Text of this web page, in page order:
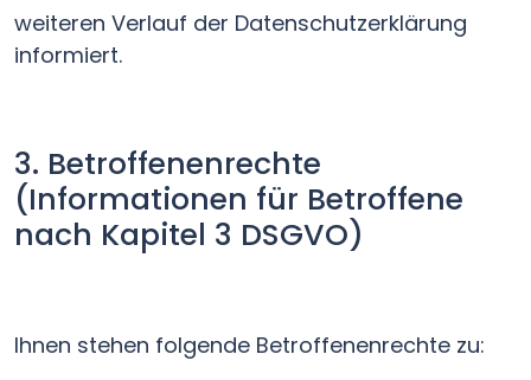
weiteren Verlauf der Datenschutzerklärung
informiert.
3. Betroffenenrechte
(Informationen für Betroffene
nach Kapitel 3 DSGVO)
Ihnen stehen folgende Betroffenenrechte zu: